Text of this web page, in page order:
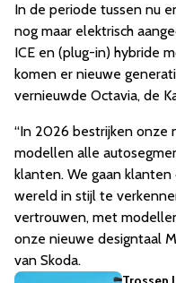
In de periode tussen nu
nog maar elektrisch
ICE en (plug-in) hybride
komen er nieuwe
vernieuwde Octavia, de
“In 2026 bestrijken onze
modellen alle
klanten. We gaan
wereld in stijl te
vertrouwen, met
onze nieuwe designtaal
van Skoda.